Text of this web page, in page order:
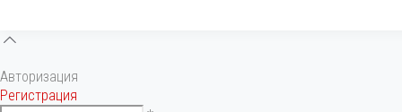
Авторизация
Регистрация